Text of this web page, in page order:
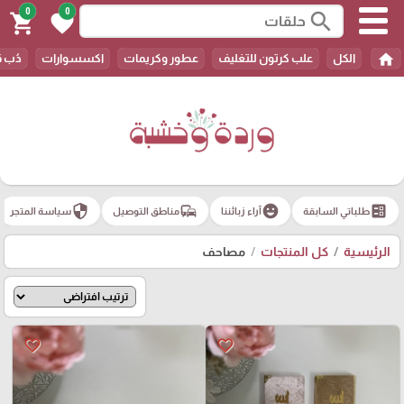
search
0
favorite
0
shopping_cart
home الكل علب كرتون للتغليف عطور وكريمات اكسسوارات دُب
ballotطلباتي السابقة emoji_emotionsآراء زبائننا commuteمناطق التوصيل securityسياسة المتجر
الرئيسية كل المنتجات مصاحف
favorite_border
favorite_border